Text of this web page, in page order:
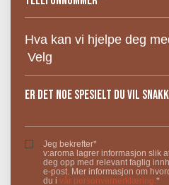
Hva kan vi hjelpe deg
Jeg bekrefter*
v:aroma lagrer informasjon slik
deg opp med relevant faglig
e-post. Mer informasjon om
du i vår personvernerklæring.*